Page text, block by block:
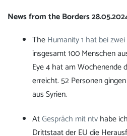
News from the Borders
TheHumanity 1 hat bei
insgesamt 100 Menschen
Eye 4 hat am Wochenende
erreicht. 52 Personen
aus Syrien.
AtGespräch mit ntvhabe
Drittstaat der EU die